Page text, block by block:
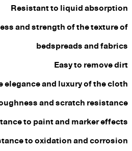
Resistant to liquid absorption
and strength of the texture of
bedspreads and fabrics
Easy to remove dirt
elegance and luxury of the cloth
and scratch resistance
to paint and marker effects
to oxidation and corrosion